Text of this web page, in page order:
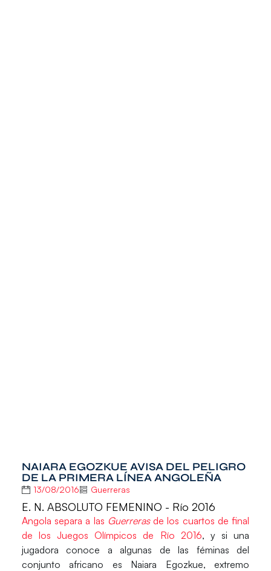
NAIARA EGOZKUE AVISA DEL PELIGRO
DE LA PRIMERA LÍNEA ANGOLEÑA
13/08/2016 Guerreras
E. N. ABSOLUTO FEMENINO - Río 2016
Angola separa a las Guerrerasde los cuartos de final
de los Juegos Olímpicos de Río 2016, y si una
jugadora conoce a algunas de las féminas del
conjunto africano es Naiara Egozkue, extremo